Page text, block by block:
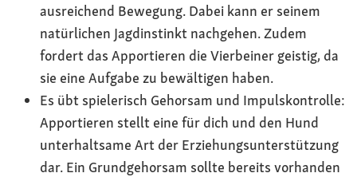
ausreichend Bewegung. Dabei kann er seinem
natürlichen Jagdinstinkt nachgehen. Zudem
fordert das Apportieren die Vierbeiner geistig, da
sie eine Aufgabe zu bewältigen haben.
Es übt spielerisch Gehorsam und Impulskontrolle:
Apportieren stellt eine für dich und den Hund
unterhaltsame Art der Erziehungsunterstützung
dar. Ein Grundgehorsam sollte bereits vorhanden